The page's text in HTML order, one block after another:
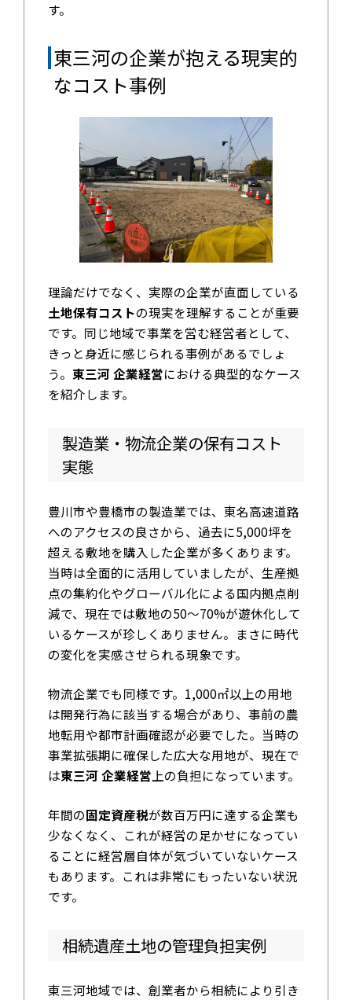
す。
東三河の企業が抱える現実的
なコスト事例
理論だけでなく、実際の企業が直面している
土地保有コストの現実を理解することが重要
です。同じ地域で事業を営む経営者として、
きっと身近に感じられる事例があるでしょ
う。 東三河 企業経営における典型的なケース
を紹介します。
製造業・物流企業の保有コスト
実態
豊川市や豊橋市の製造業では、東名高速道路
へのアクセスの良さから、過去に5,000坪を
超える敷地を購入した企業が多くあります。
当時は全面的に活用していましたが、生産拠
点の集約化やグローバル化による国内拠点削
減で、現在では敷地の50～70%が遊休化して
いるケースが珍しくありません。まさに時代
の変化を実感させられる現象です。
物流企業でも同様です。1,000㎡以上の用地
は開発行為に該当する場合があり、事前の農
地転用や都市計画確認が必要でした。当時の
事業拡張期に確保した広大な用地が、現在で
は東三河 企業経営 上の負担になっています。
年間の固定資産税が数百万円に達する企業も
少なくなく、これが経営の足かせになってい
ることに経営層自体が気づいていないケース
もあります。これは非常にもったいない状況
です。
相続遺産土地の管理負担実例
東三河地域では、創業者から相続により引き